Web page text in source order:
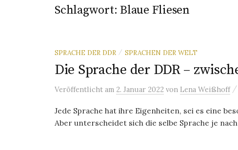
Schlagwort: Blaue Fliesen
SPRACHE DER DDR / SPRACHEN DER WELT
Die Sprache der DDR –
Veröffentlicht am 2. Januar 2022 von Lena Weißhoff /
Jede Sprache hat ihre Eigenheiten, sei es eine
Aber unterscheidet sich die selbe Sprache je